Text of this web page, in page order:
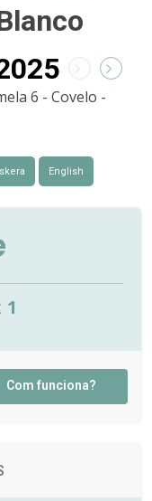
6 - Covelo -
English
1
Com funciona?